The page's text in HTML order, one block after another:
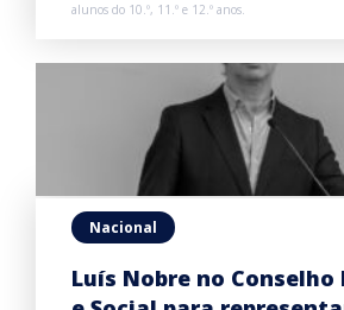
alunos do 10.º, 11.º e 12.º anos.
Nacional
Luís Nobre no Conselho